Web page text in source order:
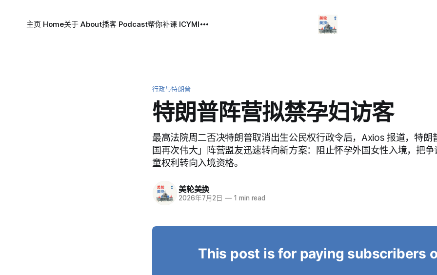
主页 Home关于 About播客 Podcast帮你补课 ICYMI
行政与特朗普
特朗普阵营拟禁孕妇访客
最高法院周二否决特朗普取消出生公民权行政令后，Axios 报道，特朗
国再次伟大」阵营盟友迅速转向新方案：阻止怀孕外国女性入境，把
童权利转向入境资格。
美轮美换
2026年7月2日 — 1 min read
This post is for paying subscribers